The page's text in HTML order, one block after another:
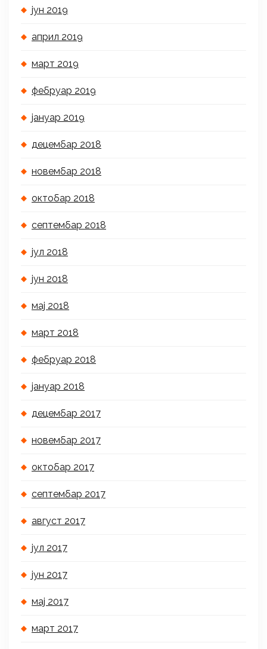
јун 2019
април 2019
март 2019
фебруар 2019
јануар 2019
децембар 2018
новембар 2018
октобар 2018
септембар 2018
јул 2018
јун 2018
мај 2018
март 2018
фебруар 2018
јануар 2018
децембар 2017
новембар 2017
октобар 2017
септембар 2017
август 2017
јул 2017
јун 2017
мај 2017
март 2017